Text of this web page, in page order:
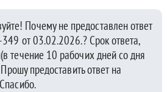
Почему не предоставлен ответ
от 03.02.2026.? Срок ответа,
течение 10 рабочих дней со дня
предоставить ответ на